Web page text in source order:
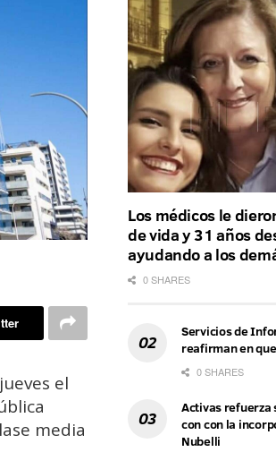
el
media
Los médicos le
de vida y 31 años
ayudando a los
0 SHARES
Servicios de
reafirman en
0 SHARES
Activas refuerza
con con la
Nubelli